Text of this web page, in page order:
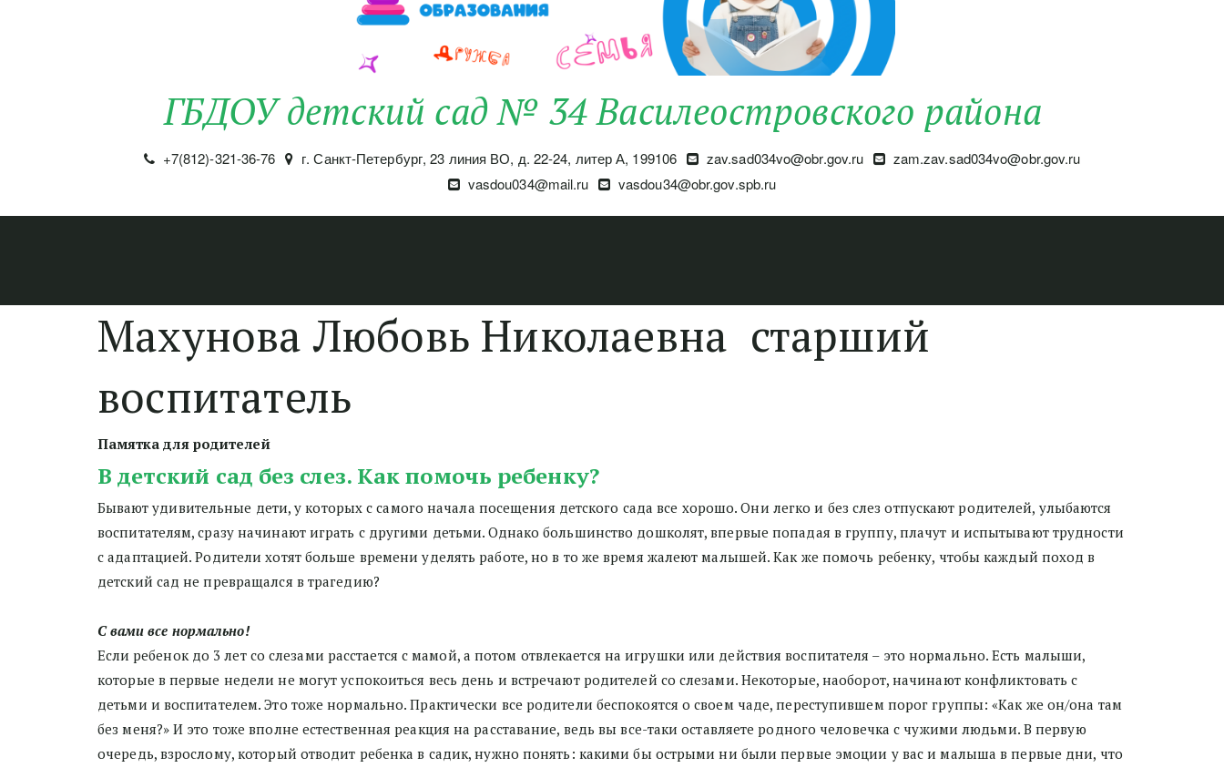
ГБДОУ детский сад № 34 Василеостровского района
+7(812)-321-36-76 г. Санкт-Петербург,23 линия ВО, д. 22-24, литер А, 199106 zav.sad034vo@obr.gov.ru
zam.zav.sad034vo@obr.gov.ru
vasdou034@mail.ru
vasdou34@obr.gov.spb.ru
Махунова Любовь Николаевна старший
воспитатель
Памятка для родителей
В детский сад без слез. Как помочь ребенку?
Бывают удивительные дети, у которых с самого начала посещения детского сада все хорошо. Они легко и без слез отпускают родителей, улыбаются
воспитателям, сразу начинают играть с другими детьми. Однако большинство дошколят, впервые попадая в группу, плачут и испытывают трудности
с адаптацией. Родители хотят больше времени уделять работе, но в то же время жалеют малышей. Как же помочь ребенку, чтобы каждый поход в
детский сад не превращался в трагедию?
С вами все нормально!
Если ребенок до 3 лет со слезами расстается с мамой, а потом отвлекается на игрушки или действия воспитателя – это нормально. Есть малыши,
которые в первые недели не могут успокоиться весь день и встречают родителей со слезами. Некоторые, наоборот, начинают конфликтовать с
детьми и воспитателем. Это тоже нормально. Практически все родители беспокоятся о своем чаде, переступившем порог группы: «Как же он/она там
без меня?» И это тоже вполне естественная реакция на расставание, ведь вы все-таки оставляете родного человечка с чужими людьми. В первую
очередь, взрослому, который отводит ребенка в садик, нужно понять: какими бы острыми ни были первые эмоции у вас и малыша в первые дни, что